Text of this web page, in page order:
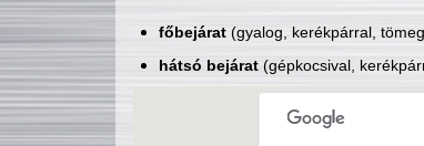
főbejárat(gyalog, kerékpárral,
hátsó bejárat(gépkocsival,